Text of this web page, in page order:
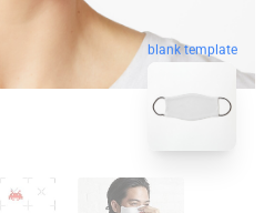
blank template